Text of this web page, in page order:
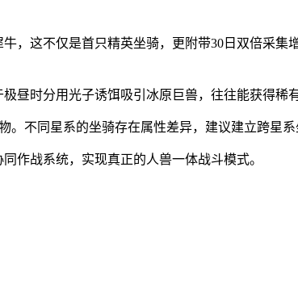
，这不仅是首只精英坐骑，更附带30日双倍采集
昼时分用光子诱饵吸引冰原巨兽，往往能获得稀
不同星系的坐骑存在属性差异，建议建立跨星系
作战系统，实现真正的人兽一体战斗模式。